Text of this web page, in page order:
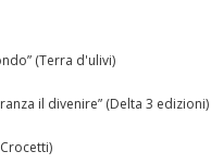
(Terra d'ulivi)
il divenire” (Delta 3 edizioni)